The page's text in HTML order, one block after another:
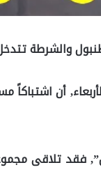
والشرطة
أن
فقد تلاقى